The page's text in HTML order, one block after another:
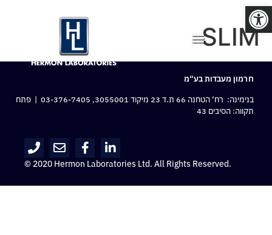
פתח סרגל נגישות
SLIM
חרמון מעבדות בע“מ
בנימינה: רח‘ הטחנה 66 ת.ד 23 מיקוד 3055001,
03-376-7405 | פתח
תקווה: הסיבים 43
© 2020 Hermon Laboratories Ltd. All Rights Reserved.